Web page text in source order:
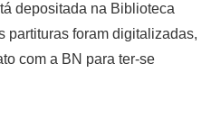
depositada na Biblioteca
partituras foram digitalizadas,
com a BN para ter-se